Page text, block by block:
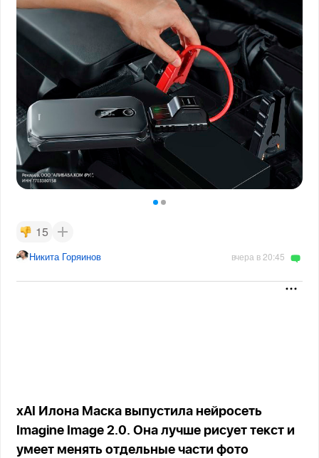
15
Никита Горяинов вчера в 20:45
xAI Илона Маска выпустила нейросеть
Imagine Image 2.0. Она лучше рисует текст и
умеет менять отдельные части фото